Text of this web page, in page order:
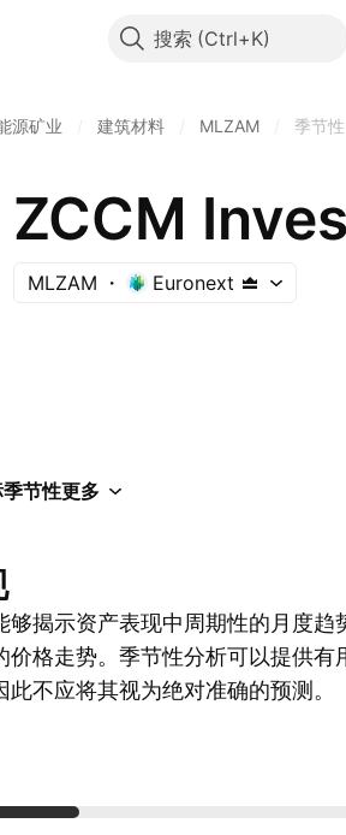
搜索
源矿业 建筑材料 MLZAM 季节性
ZCCM
MLZAM Euronext
季节性更多
够揭示资产表现中周期性的月度趋
价格走势。季节性分析可以提供有
不应将其视为绝对准确的预测。